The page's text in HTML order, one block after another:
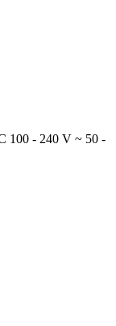
100 - 240 V ~ 50 -